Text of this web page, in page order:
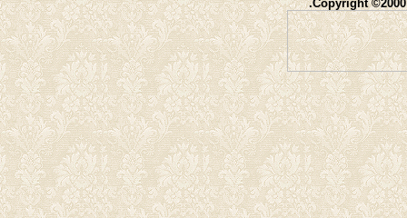
Copyright